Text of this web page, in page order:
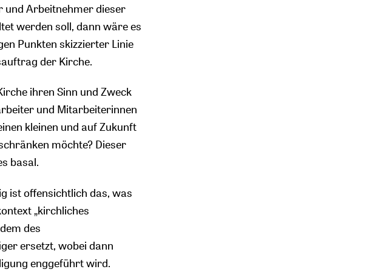
und Arbeitnehmer dieser
werden soll, dann wäre es
Punkten skizzierter Linie
der Kirche.
ihren Sinn und Zweck
und Mitarbeiterinnen
kleinen und auf Zukunft
möchte? Dieser
basal.
ist offensichtlich das, was
„kirchliches
des
ersetzt, wobei dann
enggeführt wird.